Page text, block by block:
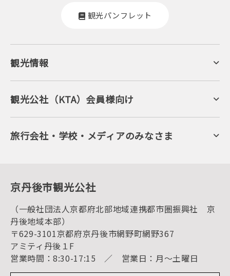
観光パンフレット
観光情報
ジオパークの絶景
キャンプ・グランピング
自然景観
旬の食
フルーツ
美術館・資料館
観光
海水浴
キャンプ
お宿探し
宿泊・日帰り予約（空室検索）
予約照会・予約キャンセル
宿泊施設一覧（お宿比較ページ）
アクセス
お知らせ
イベント情報
観光公社（KTA）会員様向け
KTA会員コミュニティ
会員向けサービス
KTAニュースレター
会員加入・会員情報（会員規程）
旅行会社・学校・メディアのみなさま
プレスリリース
京丹後市観光公社
（一般社団法人京都府北部地域連携都市圏振興社 京
丹後地域本部）
〒629-3101京都府京丹後市網野町網野367
アミティ丹後１F
営業時間：8:30-17:15 ／ 営業日：月～土曜日